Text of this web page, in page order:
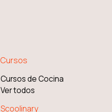
Cursos
Cursos de Cocina
Ver todos
Scoolinary